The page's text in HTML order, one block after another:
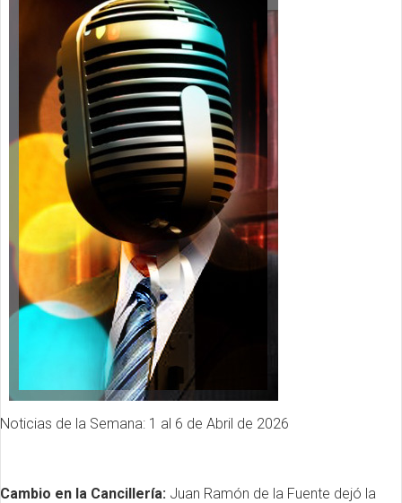
Noticias de la Semana: 1 al 6 de Abril de 2026
Cambio en la Cancillería: Juan Ramón de la Fuente dejó la